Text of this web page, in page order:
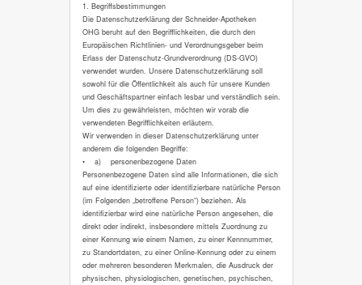
1. Begriffsbestimmungen
Die Datenschutzerklärung der Schneider-Apotheken
OHG beruht auf den Begrifflichkeiten, die durch den
Europäischen Richtlinien- und Verordnungsgeber beim
Erlass der Datenschutz-Grundverordnung (DS-GVO)
verwendet wurden. Unsere Datenschutzerklärung soll
sowohl für die Öffentlichkeit als auch für unsere Kunden
und Geschäftspartner einfach lesbar und verständlich sein.
Um dies zu gewährleisten, möchten wir vorab die
verwendeten Begrifflichkeiten erläutern.
Wir verwenden in dieser Datenschutzerklärung unter
anderem die folgenden Begriffe:
• a) personenbezogene Daten
Personenbezogene Daten sind alle Informationen, die sich
auf eine identifizierte oder identifizierbare natürliche Person
(im Folgenden „betroffene Person“) beziehen. Als
identifizierbar wird eine natürliche Person angesehen, die
direkt oder indirekt, insbesondere mittels Zuordnung zu
einer Kennung wie einem Namen, zu einer Kennnummer,
zu Standortdaten, zu einer Online-Kennung oder zu einem
oder mehreren besonderen Merkmalen, die Ausdruck der
physischen, physiologischen, genetischen, psychischen,